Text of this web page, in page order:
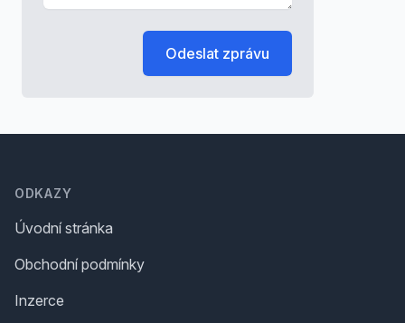
Odeslat zprávu
ODKAZY
Úvodní stránka
Obchodní podmínky
Inzerce